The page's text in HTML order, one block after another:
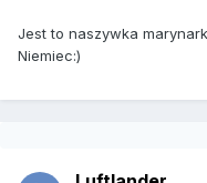
Jest to naszywka
Niemiec:)